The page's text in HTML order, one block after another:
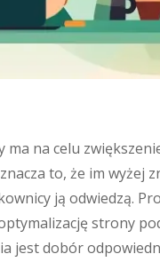
na celu
to, że im wyżej
ją odwiedzą.
strony
jest dobór